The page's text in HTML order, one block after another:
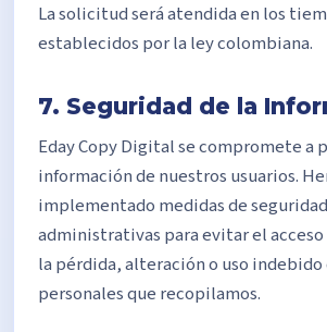
La solicitud será atendida en los
establecidos por la ley colombiana.
7. Seguridad de la
Eday Copy Digital se compromete a
información de nuestros usuarios.
implementado medidas de
administrativas para evitar el
la pérdida, alteración o uso indebido
personales que recopilamos.